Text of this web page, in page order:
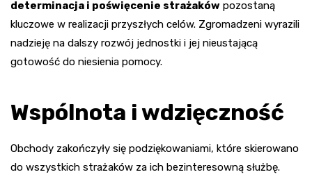
determinacja i poświęcenie strażaków pozostaną
kluczowe w realizacji przyszłych celów. Zgromadzeni wyrazili
nadzieję na dalszy rozwój jednostki i jej nieustającą
gotowość do niesienia pomocy.
Wspólnota i wdzięczność
Obchody zakończyły się podziękowaniami, które skierowano
do wszystkich strażaków za ich bezinteresowną służbę.